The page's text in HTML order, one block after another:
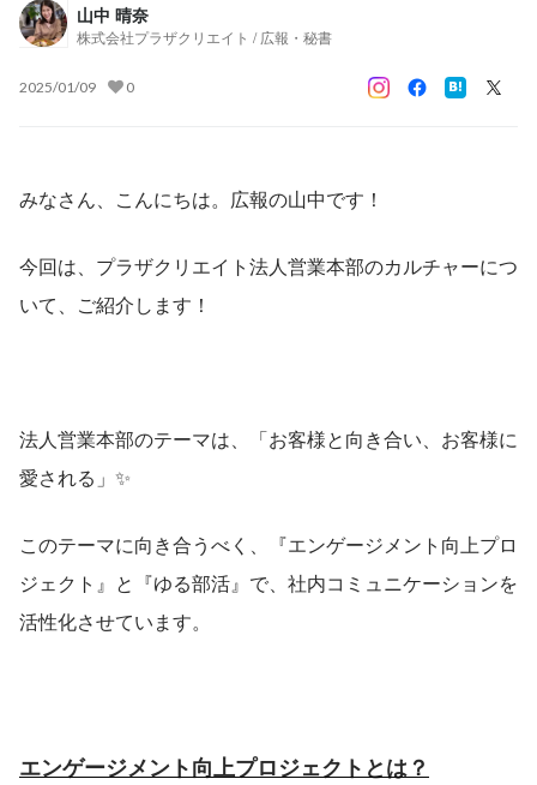
山中 晴奈
株式会社プラザクリエイト / 広報・秘書
2025/01/09 0
みなさん、こんにちは。広報の山中です！
今回は、プラザクリエイト法人営業本部のカルチャーにつ
いて、ご紹介します！
法人営業本部のテーマは、「お客様と向き合い、お客様に
愛される」✨
このテーマに向き合うべく、『エンゲージメント向上プロ
ジェクト』と『ゆる部活』で、社内コミュニケーションを
活性化させています。
エンゲージメント向上プロジェクトとは？